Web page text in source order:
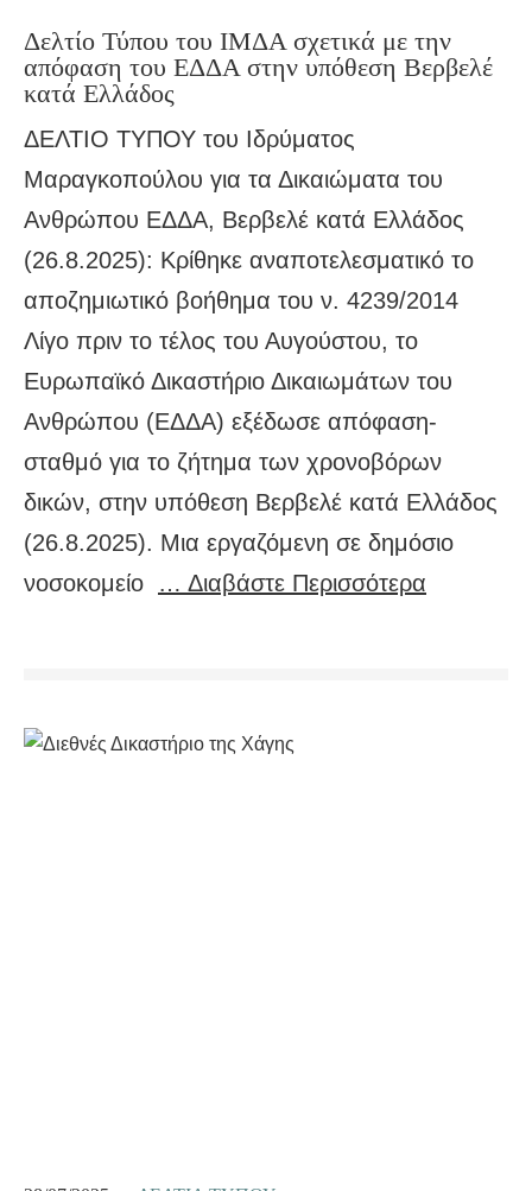
Δελτίο Τύπου του ΙΜΔΑ σχετικά με την
απόφαση του ΕΔΔΑ στην υπόθεση Βερβελέ
κατά Ελλάδος
ΔΕΛΤΙΟ ΤΥΠΟΥ του Ιδρύματος
Μαραγκοπούλου για τα Δικαιώματα του
Ανθρώπου ΕΔΔΑ, Βερβελέ κατά Ελλάδος
(26.8.2025): Κρίθηκε αναποτελεσματικό το
αποζημιωτικό βοήθημα του ν. 4239/2014
Λίγο πριν το τέλος του Αυγούστου, το
Ευρωπαϊκό Δικαστήριο Δικαιωμάτων του
Ανθρώπου (ΕΔΔΑ) εξέδωσε απόφαση-
σταθμό για το ζήτημα των χρονοβόρων
δικών, στην υπόθεση Βερβελέ κατά Ελλάδος
(26.8.2025). Μια εργαζόμενη σε δημόσιο
νοσοκομείο … Διαβάστε Περισσότερα